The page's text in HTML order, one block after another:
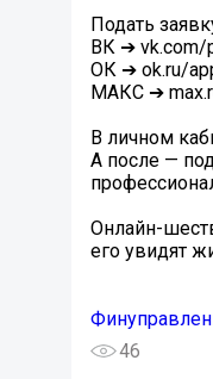
Подать
ВК ➔ vk.com/
ОК ➔ ok.ru/
МАКС ➔
В личном
А после —
Онлайн-
его увидят
46